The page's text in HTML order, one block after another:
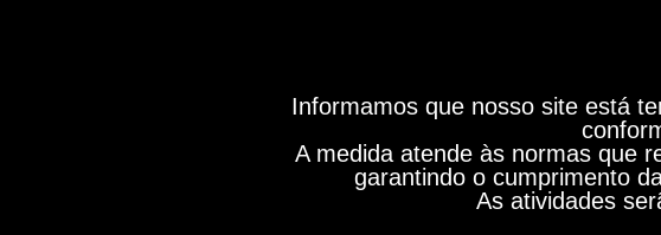
Informamos que nosso site está
A medida atende às normas que
garantindo o cumprimento
As atividades